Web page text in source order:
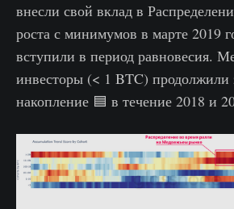
внесли свой вклад в
роста с минимумов в марте 2019
вступили в период равновесия.
инвесторы (< 1 BTC) продолжили
накопление 🟦 в течение 2018 и